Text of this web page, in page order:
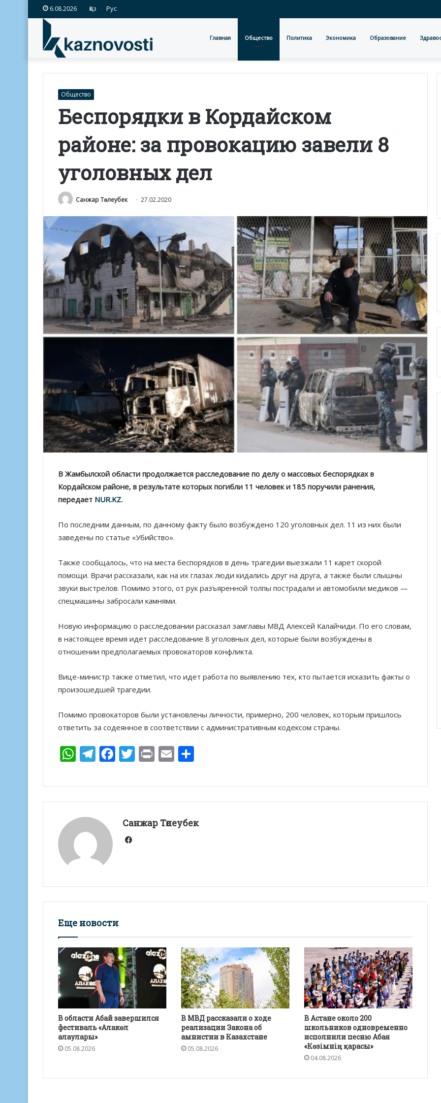
6.08.2026 Қаз Рус
Главная Общество Политика Экономика Образование
Общество
Беспорядки в Кордайском
районе: за провокацию завели 8
уголовных дел
Санжар Төлеубек 27.02.2020
В Жамбылской области продолжается расследование по делу о массовых беспорядках в
Кордайском районе, в результате которых погибли 11 человек и 185 поручили ранения,
передает NUR.KZ.
По последним данным, по данному факту было возбуждено 120 уголовных дел. 11 из них были
заведены по статье «Убийство».
Также сообщалось, что на места беспорядков в день трагедии выезжали 11 карет скорой
помощи. Врачи рассказали, как на их глазах люди кидались друг на друга, а также были слышны
звуки выстрелов. Помимо этого, от рук разъяренной толпы пострадали и автомобили медиков —
спецмашины забросали камнями.
Новую информацию о расследовании рассказал замглавы МВД Алексей Калайчиди. По его словам,
в настоящее время идет расследование 8 уголовных дел, которые были возбуждены в
отношении предполагаемых провокаторов конфликта.
Вице-министр также отметил, что идет работа по выявлению тех, кто пытается исказить факты о
произошедшей трагедии.
Помимо провокаторов были установлены личности, примерно, 200 человек, которым пришлось
ответить за содеянное в соответствии с административным кодексом страны.
W
at
s
A
p
p
T
e
gr
a
m
F
e
b
o
o
T
itt
er
Pr
t
E
ai
l
п
р
а
в
Санжар Төлеубек
Facebook
Еще новости
В области Абай завершился
фестиваль «Алакөл
алаулары»
05.08.2026
В МВД рассказали о ходе
реализации Закона об
амнистии в Казахстане
05.08.2026
В Астане около 200
школьников одновременно
исполнили песню Абая
«Көзімнің қарасы»
04.08.2026